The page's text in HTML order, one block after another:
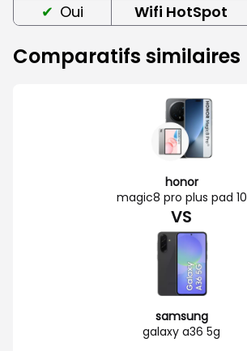
Oui
Wifi HotSpot
Comparatifs similaires
honor
magic8 pro plus pad 10
VS
samsung
galaxy a36 5g